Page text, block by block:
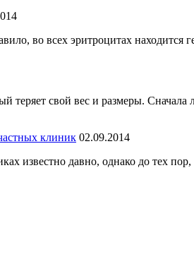
во всех эритроцитах находится
теряет свой вес и размеры.
клиник 02.09.2014
известно давно, однако до тех